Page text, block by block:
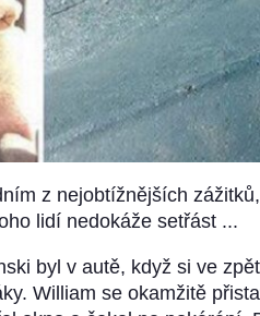
z nejobtížnějších
lidí nedokáže setřást ...
byl v autě, když si ve
William se okamžitě